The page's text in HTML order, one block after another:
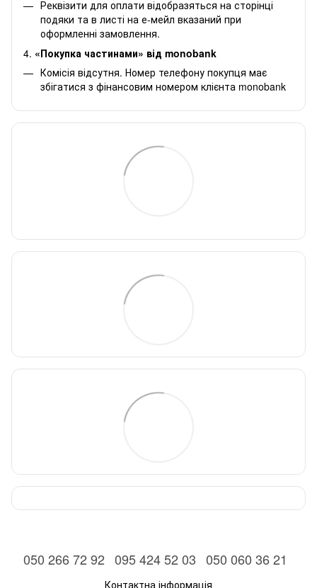
Реквізити для оплати відобразяться на сторінці
подяки та в листі на е-мейл вказаний при
оформленні замовлення.
4. «Покупка частинами» від monobank
Комісія відсутня. Номер телефону покупця має
збігатися з фінансовим номером клієнта monobank
050 266 72 92 095 424 52 03 050 060 36 21
Контактна інформація